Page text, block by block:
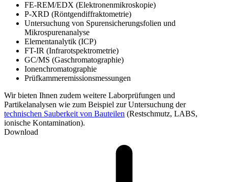
FE-REM/EDX (Elektronenmikroskopie)
P-XRD (Röntgendiffraktometrie)
Untersuchung von Spurensicherungsfolien und
Mikrospurenanalyse
Elementanalytik (ICP)
FT-IR (Infrarotspektrometrie)
GC/MS (Gaschromatographie)
Ionenchromatographie
Prüfkammeremissionsmessungen
Wir bieten Ihnen zudem weitere Laborprüfungen und
Partikelanalysen wie zum Beispiel zur Untersuchung der
technischen Sauberkeit von Bauteilen (Restschmutz, LABS,
ionische Kontamination).
Download